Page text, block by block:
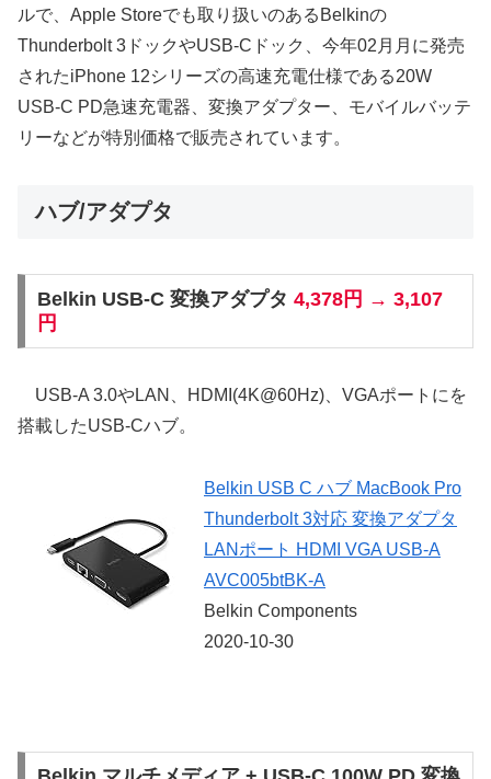
ルで、Apple Storeでも取り扱いのあるBelkinの
Thunderbolt 3ドックやUSB-Cドック、今年02月月に発売
されたiPhone 12シリーズの高速充電仕様である20W
USB-C PD急速充電器、変換アダプター、モバイルバッテ
リーなどが特別価格で販売されています。
ハブ/アダプタ
Belkin USB-C 変換アダプタ 4,378円 → 3,107
円
USB-A 3.0やLAN、HDMI(4K@60Hz)、VGAポートにを
搭載したUSB-Cハブ。
Belkin USB C ハブ MacBook Pro
Thunderbolt 3対応 変換アダプタ
LANポート HDMI VGA USB-A
AVC005btBK-A
Belkin Components
2020-10-30